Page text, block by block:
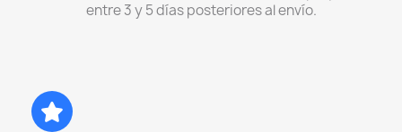
entre 3 y 5 días posteriores al envío.